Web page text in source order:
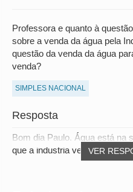
Professora e quanto à
sobre a venda da água pela
questão da venda da água
venda?
SIMPLES NACIONAL
Resposta
VER
Bom dia Paulo. Água está na
que a industria vender deverá